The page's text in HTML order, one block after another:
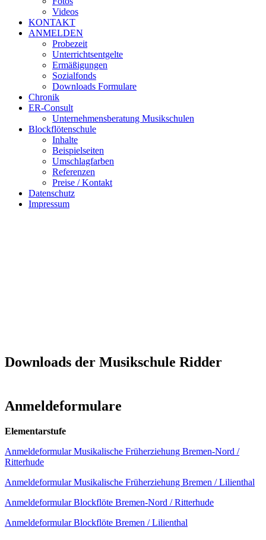
Videos
KONTAKT
ANMELDEN
Probezeit
Unterrichtsentgelte
Ermäßigungen
Sozialfonds
Downloads Formulare
Chronik
ER-Consult
Unternehmensberatung Musikschulen
Blockflötenschule
Inhalte
Beispielseiten
Umschlagfarben
Referenzen
Preise / Kontakt
Datenschutz
Impressum
Downloads der Musikschule Ridder
Anmeldeformulare
Elementarstufe
Anmeldeformular Musikalische Früherziehung Bremen-Nord /
Ritterhude
Anmeldeformular Musikalische Früherziehung Bremen / Lilienthal
Anmeldeformular Blockflöte Bremen-Nord / Ritterhude
Anmeldeformular Blockflöte Bremen / Lilienthal